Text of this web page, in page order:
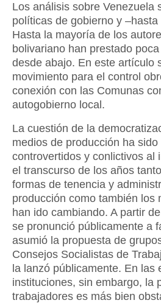
Los análisis sobre Venezuela
políticas de gobierno y
Hasta la mayoría de los
bolivariano han prestado
desde abajo. En este artículo
movimiento para el control
conexión con las Comunas
autogobierno local.
La cuestión de la
medios de producción ha
controvertidos y conlictivos al
el transcurso de los años
formas de tenencia y
producción como también los
han ido cambiando. A partir
se pronunció públicamente a
asumió la propuesta de
Consejos Socialistas de
la lanzó públicamente. En
instituciones, sin embargo, la
trabajadores es más bien